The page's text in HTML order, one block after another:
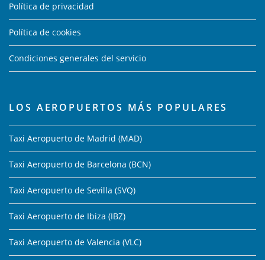
Política de privacidad
Política de cookies
Condiciones generales del servicio
LOS AEROPUERTOS MÁS POPULARES
Taxi Aeropuerto de Madrid (MAD)
Taxi Aeropuerto de Barcelona (BCN)
Taxi Aeropuerto de Sevilla (SVQ)
Taxi Aeropuerto de Ibiza (IBZ)
Taxi Aeropuerto de Valencia (VLC)